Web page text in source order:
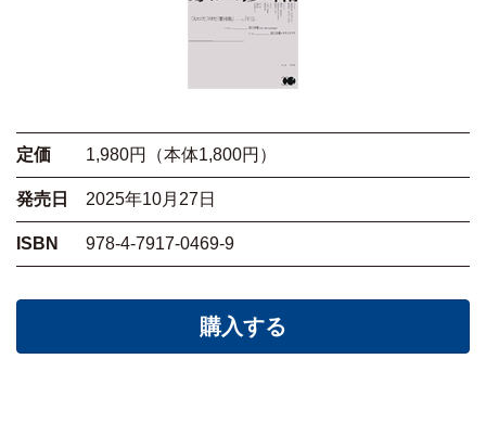
定価 1,980円（本体1,800円）
発売日 2025年10月27日
ISBN 978-4-7917-0469-9
購入する